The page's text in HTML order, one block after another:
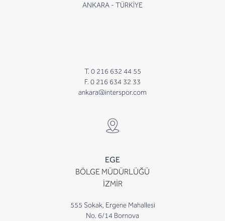
ANKARA - TÜRKİYE
T. 0 216 632 44 55
F. 0 216 634 32 33
ankara@interspor.com
EGE
BÖLGE MÜDÜRLÜĞÜ
İZMİR
555 Sokak, Ergene Mahallesi
No. 6/14 Bornova